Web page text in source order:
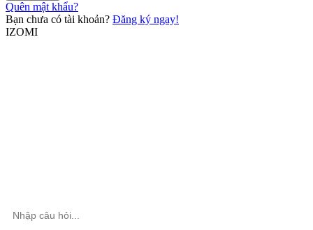
Quên mật khẩu?
Bạn chưa có tài khoản? Đăng ký ngay!
IZOMI